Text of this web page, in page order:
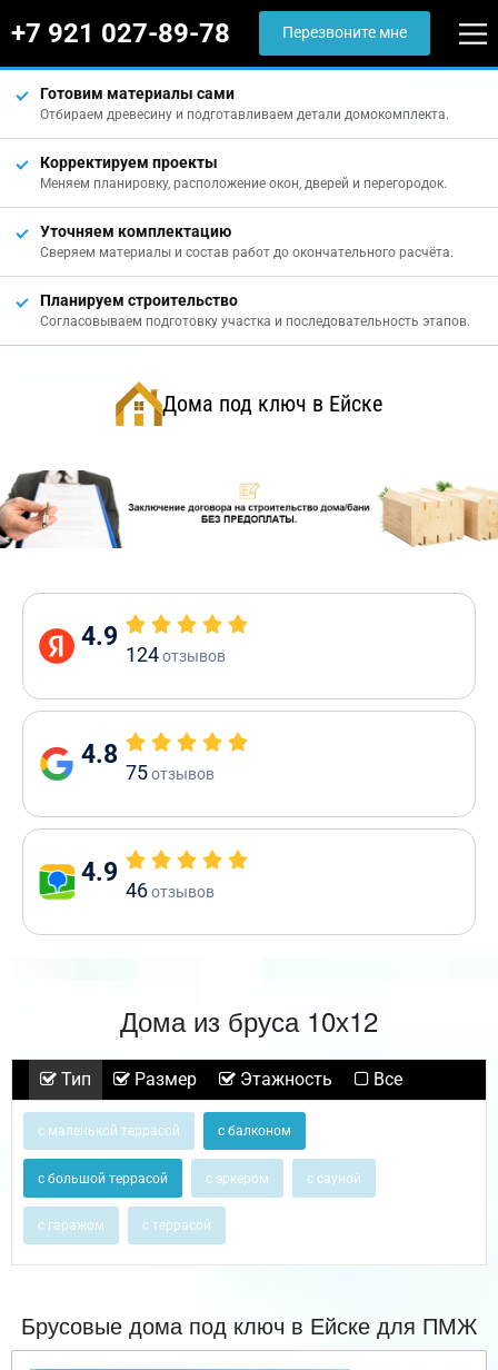
+7 921 027-89-78 Перезвоните мне
Готовим материалы сами
Отбираем древесину и подготавливаем детали домокомплекта.
Корректируем проекты
Меняем планировку, расположение окон, дверей и перегородок.
Уточняем комплектацию
Сверяем материалы и состав работ до окончательного расчёта.
Планируем строительство
Согласовываем подготовку участка и последовательность этапов.
Дома под ключ в Ейске
4.9
124отзывов
4.8
75отзывов
4.9
46отзывов
Дома из бруса 10х12
Тип Размер Этажность Все
с маленькой террасой с балконом
с большой террасой с эркером с сауной
с гаражом с террасой
Брусовые дома под ключ в Ейске для ПМЖ